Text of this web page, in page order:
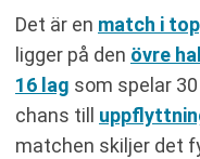
Det är en match i
ligger på den övre
16 lag som spelar
chans till
matchen skiljer det